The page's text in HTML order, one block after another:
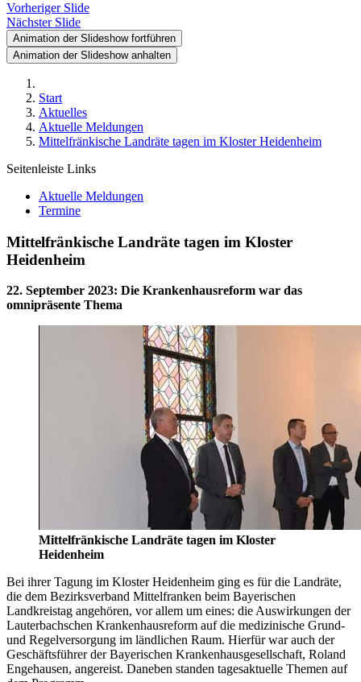
Vorheriger Slide
Nächster Slide
Animation der Slideshow fortführen
Animation der Slideshow anhalten
Start
Aktuelles
Aktuelle Meldungen
Mittelfränkische Landräte tagen im Kloster Heidenheim
Seitenleiste Links
Aktuelle Meldungen
Termine
Mittelfränkische Landräte tagen im Kloster
Heidenheim
22. September 2023: Die Krankenhausreform war das
omnipräsente Thema
Mittelfränkische Landräte tagen im Kloster
Heidenheim
Bei ihrer Tagung im Kloster Heidenheim ging es für die Landräte,
die dem Bezirksverband Mittelfranken beim Bayerischen
Landkreistag angehören, vor allem um eines: die Auswirkungen der
Lauterbachschen Krankenhausreform auf die medizinische Grund-
und Regelversorgung im ländlichen Raum. Hierfür war auch der
Geschäftsführer der Bayerischen Krankenhausgesellschaft, Roland
Engehausen, angereist. Daneben standen tagesaktuelle Themen auf